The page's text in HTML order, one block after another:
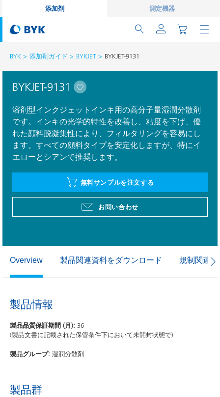
添加剤 測定機器
BYK 添加剤ガイド BYKJET BYKJET-9131
BYKJET-9131
溶剤型インクジェットインキ用の高分子量湿潤分散剤
です。インキの光学的特性を改善し、粘度を下げ、優
れた顔料脱凝集性により、フィルタリングを容易にし
ます。すべての顔料タイプを安定化しますが、特にイ
エローとシアンで推奨します。
無料サンプルを注文する
お問い合わせ
Overview 製品関連資料をダウンロード 規制関連
製品情報
製品品質保証期間 (月): 36
(製品文書に記載された保管条件下において未開封状態で)
製品グループ: 湿潤分散剤
製品群